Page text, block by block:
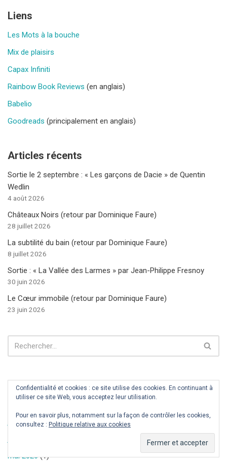
Liens
Les Mots à la bouche
Mix de plaisirs
Capax Infiniti
Rainbow Book Reviews (en anglais)
Babelio
Goodreads (principalement en anglais)
Articles récents
Sortie le 2 septembre : « Les garçons de Dacie » de Quentin
Wedlin
4 août 2026
Châteaux Noirs (retour par Dominique Faure)
28 juillet 2026
La subtilité du bain (retour par Dominique Faure)
8 juillet 2026
Sortie : « La Vallée des Larmes » par Jean-Philippe Fresnoy
30 juin 2026
Le Cœur immobile (retour par Dominique Faure)
23 juin 2026
Archives
juillet 2026(2)
mai 2026(1)
Confidentialité et cookies : ce site utilise des cookies. En continuant à
utiliser ce site Web, vous acceptez leur utilisation.
Pour en savoir plus, notamment sur la façon de contrôler les cookies,
consultez : Politique relative aux cookies